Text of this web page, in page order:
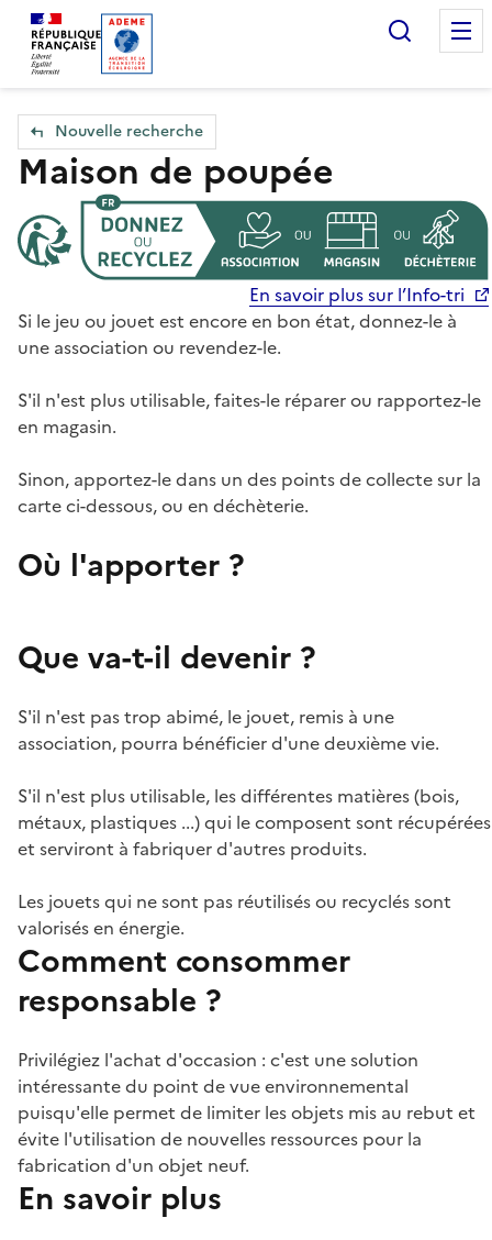
Accueil — Que Faire de mes objets & déchets
Nouvelle recherche
Maison de poupée
En savoir plus sur l’Info-tri
Si le jeu ou jouet est encore en bon état, donnez-le à
une association ou revendez-le.
S'il n'est plus utilisable, faites-le réparer ou rapportez-le
en magasin.
Sinon, apportez-le dans un des points de collecte sur la
carte ci-dessous, ou en déchèterie.
Où l'apporter ?
Que va-t-il devenir ?
S'il n'est pas trop abimé, le jouet, remis à une
association, pourra bénéficier d'une deuxième vie.
S'il n'est plus utilisable, les différentes matières (bois,
métaux, plastiques ...) qui le composent sont récupérées
et serviront à fabriquer d'autres produits.
Les jouets qui ne sont pas réutilisés ou recyclés sont
valorisés en énergie.
Comment consommer
responsable ?
Privilégiez l'achat d'occasion : c'est une solution
intéressante du point de vue environnemental
puisqu'elle permet de limiter les objets mis au rebut et
évite l'utilisation de nouvelles ressources pour la
fabrication d'un objet neuf.
En savoir plus